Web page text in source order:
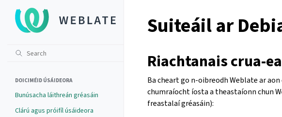
DOICIMÉID ÚSÁIDEORA
Bunúsacha láithreán gréasáin
Clárú agus próifíl úsáideora
Suiteáil ar
Riachtanais crua-
Ba cheart go n-oibreodh Weblate ar
chumraíocht íosta a theastaíonn chun
freastalaí gréasáin):